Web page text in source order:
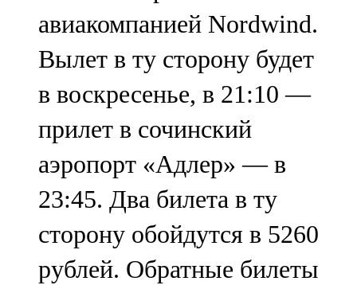
авиакомпанией Nordwind.
Вылет в ту сторону будет
в воскресенье, в 21:10 —
прилет в сочинский
аэропорт «Адлер» — в
23:45. Два билета в ту
сторону обойдутся в 5260
рублей. Обратные билеты